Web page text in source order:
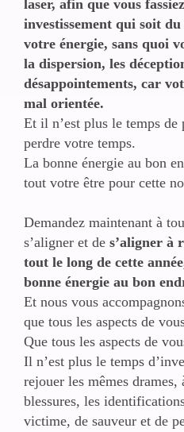
laser, afin que vous
investissement qui soit
votre énergie, sans quoi
la dispersion, les
désappointements, car
mal orientée.
Et il n’est plus le temps de
perdre votre temps.
La bonne énergie au bon
tout votre être pour cette
Demandez maintenant à
s’aligner et de s’aligner à
tout le long de cette
bonne énergie au bon
Et nous vous
que tous les aspects de
Que tous les aspects de
Il n’est plus le temps
rejouer les mêmes
blessures, les
victime, de sauveur et de